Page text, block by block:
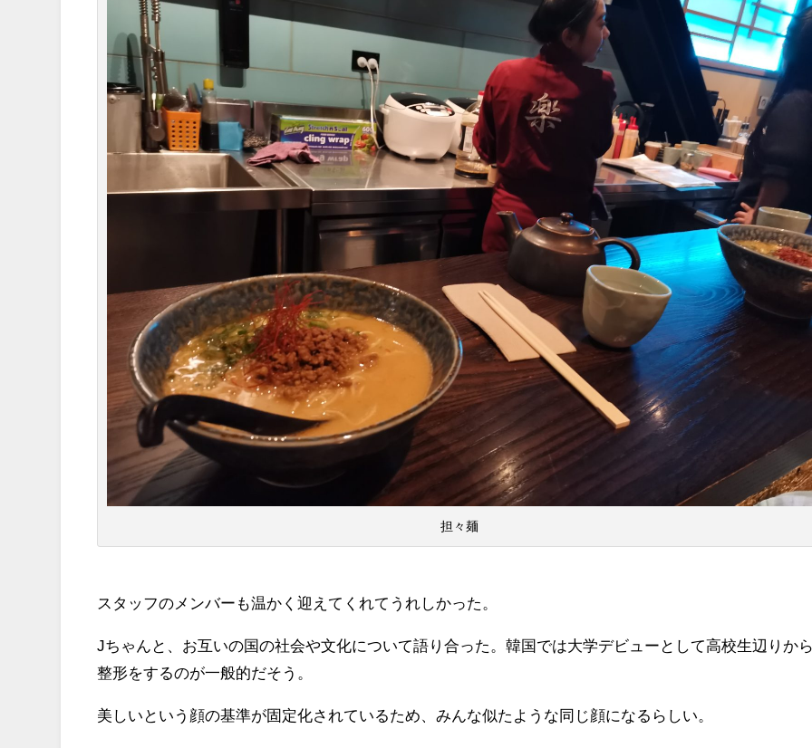
担々麺
スタッフのメンバーも温かく迎えてくれてうれしかった。
Jちゃんと、お互いの国の社会や文化について語り合った。韓国では大学デビューとして高校生辺りか
整形をするのが一般的だそう。
美しいという顔の基準が固定化されているため、みんな似たような同じ顔になるらしい。